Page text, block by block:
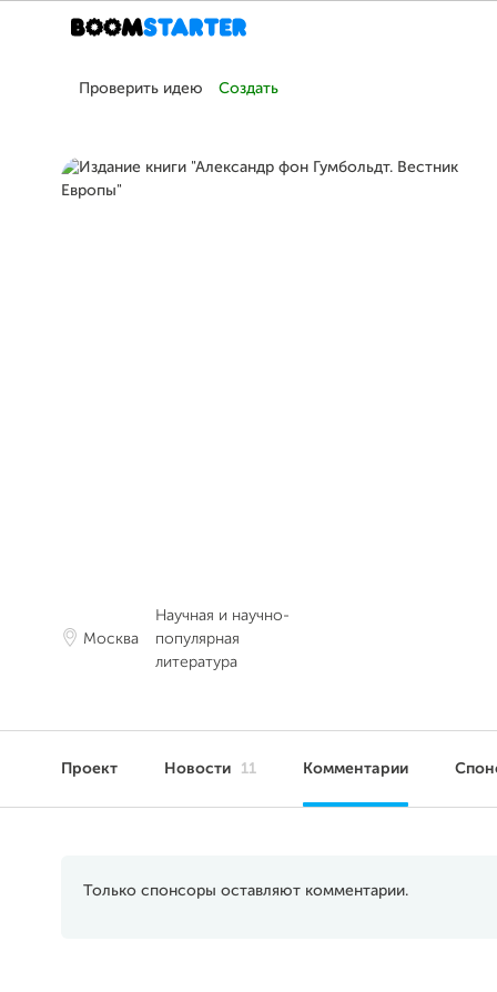
Проверить идею Создать
Москва
Научная и научно-
популярная
литература
Проект Новости 11 Комментарии
Только спонсоры оставляют комментарии.